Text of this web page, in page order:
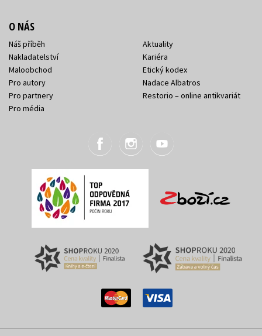
O NÁS
Náš příběh
Nakladatelství
Maloobchod
Pro autory
Pro partnery
Pro média
Aktuality
Kariéra
Etický kodex
Nadace Albatros
Restorio – online antikvariát